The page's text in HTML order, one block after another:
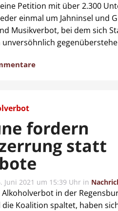
Petition mit über 2.300
einmal um Jahninsel und
Musikverbot, bei dem sich
fordern
statt
Juni 2021 um 15:39 Uhr in
in der
Koalition spaltet, haben